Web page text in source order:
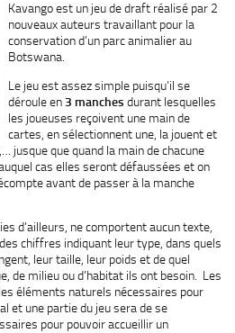
Kavango est un jeu de draft réalisé par 2
nouveaux auteurs travaillant pour la
conservation d’un parc animalier au
Botswana.
Le jeu est assez simple puisqu’il se
déroule en 3 manches durant lesquelles
les joueuses reçoivent une main de
cartes, en sélectionnent une, la jouent et
jusque que quand la main de chacune
cas elles seront défaussées et on
avant de passer à la manche
d’ailleurs, ne comportent aucun texte,
chiffres indiquant leur type, dans quels
leur taille, leur poids et de quel
de milieu ou d’habitat ils ont besoin. Les
éléments naturels nécessaires pour
et une partie du jeu sera de se
pour pouvoir accueillir un